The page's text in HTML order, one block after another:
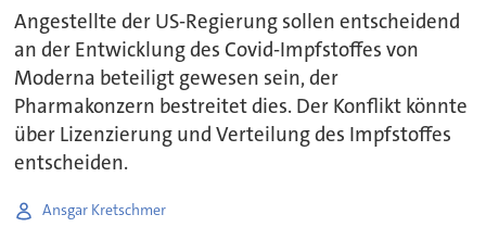
Angestellte der US-Regierung sollen entscheidend
an der Entwicklung des Covid-Impfstoffes von
Moderna beteiligt gewesen sein, der
Pharmakonzern bestreitet dies. Der Konflikt könnte
über Lizenzierung und Verteilung des Impfstoffes
entscheiden.
Ansgar Kretschmer